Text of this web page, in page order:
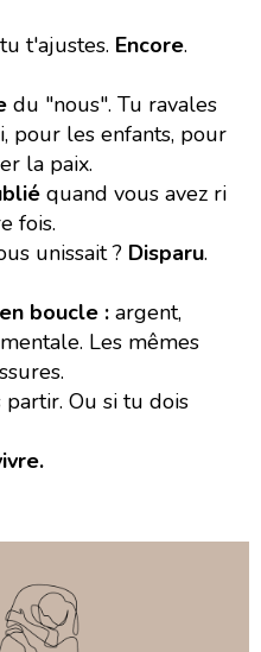
t'ajustes. Encore.
du "nous". Tu ravales
pour les enfants, pour
la paix.
quand vous avez ri
fois.
unissait ? Disparu.
boucle : argent,
Les mêmes
Ou si tu dois